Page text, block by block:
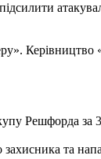
Решфорда за
захисника та